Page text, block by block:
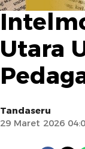
Utara
Tandaseru
29 Maret 2026